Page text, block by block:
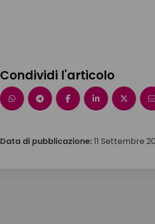
Condividi l'articolo
Data di pubblicazione:11 Settembre